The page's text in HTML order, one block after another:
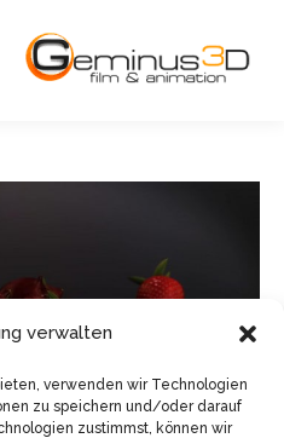
verwalten
verwenden wir Technologien
zu speichern und/oder darauf
zustimmst, können wir